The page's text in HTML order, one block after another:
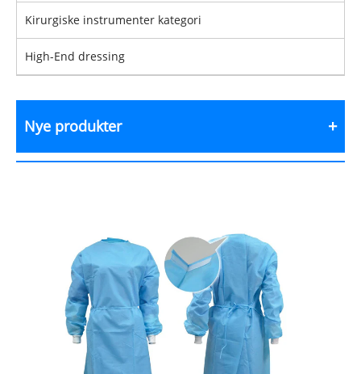
Kirurgiske instrumenter kategori
High-End dressing
Nye produkter